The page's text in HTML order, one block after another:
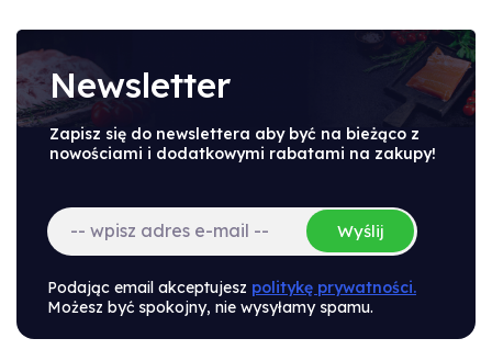
Newsletter
Zapisz się do newslettera aby być na bieżąco z
nowościami i dodatkowymi rabatami na zakupy!
Wyślij
Podając email akceptujesz politykę prywatności.
Możesz być spokojny, nie wysyłamy spamu.